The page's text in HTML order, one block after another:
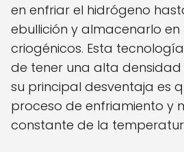
en enfriar el hidrógeno
ebullición y almacenarlo
criogénicos. Esta
de tener una alta
su principal desventaja es
proceso de enfriamiento y
constante de la